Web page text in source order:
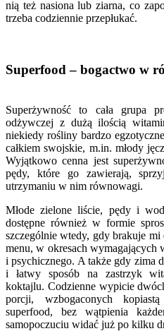
nią też nasiona lub ziarna, co
trzeba codziennie przepłukać.
Superfood – bogactwo w
Superżywność to cała grupa
odżywczej z dużą ilością
niekiedy rośliny bardzo
całkiem swojskie, m.in. młody
Wyjątkowo cenna jest
pędy, które go zawierają,
utrzymaniu w nim równowagi.
Młode zielone liście, pędy i
dostępne również w formie
szczególnie wtedy, gdy brakuje mi
menu, w okresach wymagających
i psychicznego. A także gdy zima
i łatwy sposób na zastrzyk
koktajlu. Codzienne wypicie
porcji, wzbogaconych
superfood, bez wątpienia
samopoczuciu widać już po kilku